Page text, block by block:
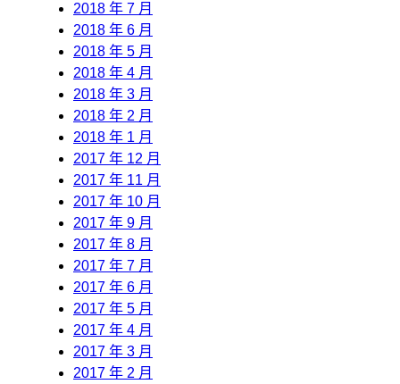
2018 年 7 月
2018 年 6 月
2018 年 5 月
2018 年 4 月
2018 年 3 月
2018 年 2 月
2018 年 1 月
2017 年 12 月
2017 年 11 月
2017 年 10 月
2017 年 9 月
2017 年 8 月
2017 年 7 月
2017 年 6 月
2017 年 5 月
2017 年 4 月
2017 年 3 月
2017 年 2 月